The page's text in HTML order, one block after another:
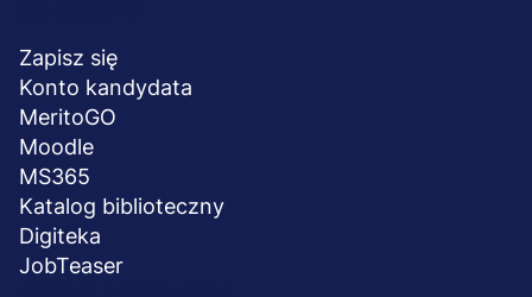
stopka
Zapisz się
Konto kandydata
MeritoGO
Moodle
MS365
Katalog biblioteczny
Digiteka
JobTeaser